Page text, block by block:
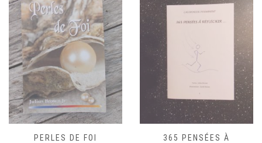
PERLES DE FOI
365 PENSÉES À